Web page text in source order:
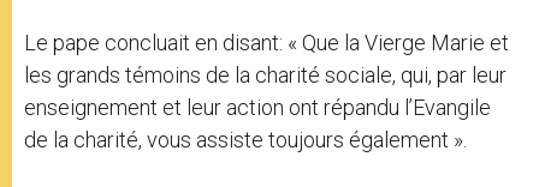
Le pape concluait en disant: « Que la Vierge Marie et
les grands témoins de la charité sociale, qui, par leur
enseignement et leur action ont répandu l’Evangile
de la charité, vous assiste toujours également ».